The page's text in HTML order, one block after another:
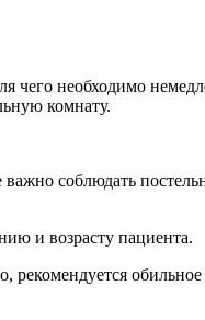
необходимо
комнату.
соблюдать
и возрасту пациента.
рекомендуется